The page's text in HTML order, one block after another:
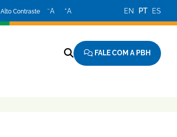
Alto Contraste −A +A EN PT ES
FALE COM A PBH